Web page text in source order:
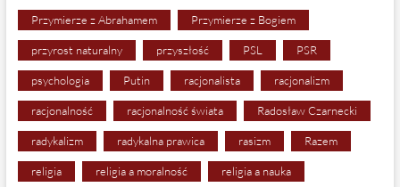
Przymierze z Abrahamem Przymierze z Bogiem
przyrost naturalny przyszłość PSL PSR
psychologia Putin racjonalista racjonalizm
racjonalność racjonalność świata Radosław Czarnecki
radykalizm radykalna prawica rasizm Razem
religia religia a moralność religia a nauka